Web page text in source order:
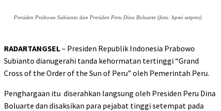
Presiden Prabowo Subianto dan Presiden Peru Dina Boluarte (foto: bpmi setpres)
RADARTANGSEL– Presiden Republik Indonesia Prabowo
Subianto dianugerahi tanda kehormatan tertinggi “Grand
Cross of the Order of the Sun of Peru” oleh Pemerintah Peru.
Penghargaan itu diserahkan langsung oleh Presiden Peru Dina
Boluarte dan disaksikan para pejabat tinggi setempat pada